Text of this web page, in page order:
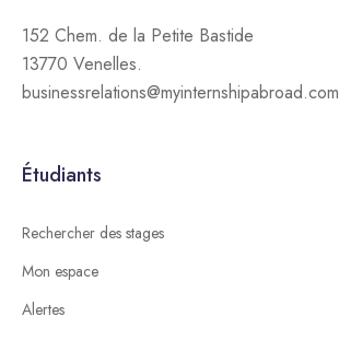
152 Chem. de la Petite Bastide
13770 Venelles.
businessrelations@myinternshipabroad.com
Étudiants
Rechercher des stages
Mon espace
Alertes